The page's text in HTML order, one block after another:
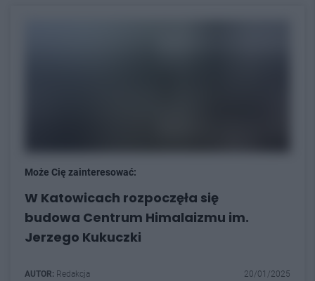
Może Cię zainteresować:
W Katowicach rozpoczęła się
budowa Centrum Himalaizmu im.
Jerzego Kukuczki
AUTOR: Redakcja 20/01/2025